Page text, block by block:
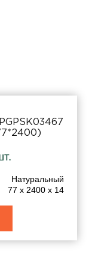
Натуральный
77 x 2400 x 14